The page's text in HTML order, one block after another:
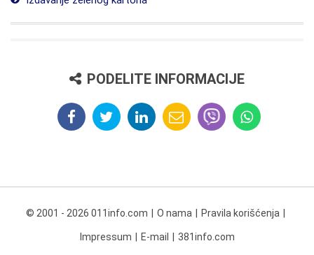
PODELITE INFORMACIJE
© 2001 - 2026 011info.com O nama Pravila korišćenja
Impressum E-mail 381info.com